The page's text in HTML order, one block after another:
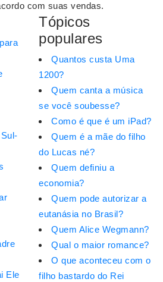
com suas vendas.
Ele
Tópicos
populares
Quantos custa Uma
1200?
Quem canta a música
se você soubesse?
Como é que é um iPad?
Quem é a mãe do filho
do Lucas né?
Quem definiu a
economia?
Quem pode autorizar a
eutanásia no Brasil?
Quem Alice Wegmann?
Qual o maior romance?
O que aconteceu com o
filho bastardo do Rei